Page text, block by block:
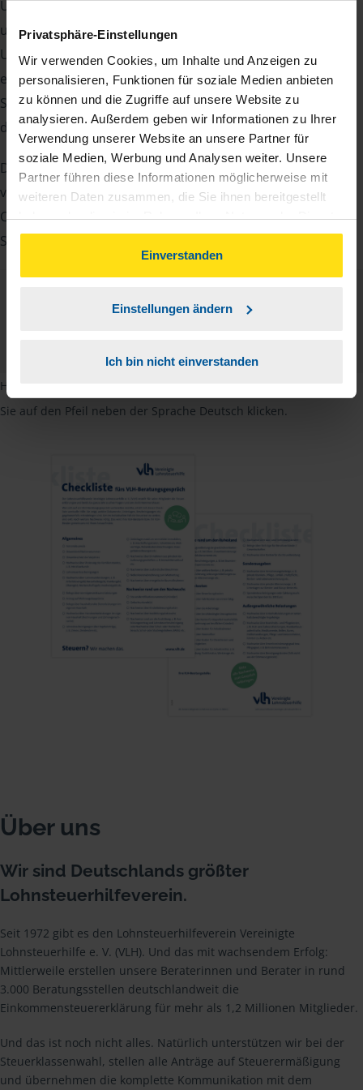
Privatsphäre-Einstellungen
Wir verwenden Cookies, um Inhalte und Anzeigen zu
personalisieren, Funktionen für soziale Medien anbieten
zu können und die Zugriffe auf unsere Website zu
analysieren. Außerdem geben wir Informationen zu Ihrer
Verwendung unserer Website an unsere Partner für
soziale Medien, Werbung und Analysen weiter. Unsere
Partner führen diese Informationen möglicherweise mit
weiteren Daten zusammen, die Sie ihnen bereitgestellt
haben oder die sie im Rahmen Ihrer Nutzung der Dienste
gesammelt haben. Indem Sie auf Einverstanden klicken,
können Sie der Verwendung von Cookies, gemäß
unserer➔ Datenschutzrichtliniezustimmen.
Einverstanden
Einstellungen ändern
Ich bin nicht einverstanden
Um Ihre Steuererklärung erstellen zu können, benötigen
unsere Beraterinnen und Berater eine Reihe von
Unterlagen von Ihnen. Dazu gehört beispielsweise die
elektronische Lohnsteuerbescheinigung, Ihre
Steueridentifikationsnummer, der Rentenbescheid oder
die Bescheinigung über das Kindergeld.
Damit Sie sich gut vorbereiten können und keinen der
vielen Nachweise vergessen, stellen wir Ihnen hier eine
Checkliste für Arbeitnehmer, Beamte, Auszubildende und
Studenten sowie Rentner zur Verfügung.
Deutsch
Hinweis: Übersetzungen in mehreren Sprachen finden Sie, wenn
Sie auf den Pfeil neben der Sprache Deutsch klicken.
Über uns
Wir sind Deutschlands größter
Lohnsteuerhilfeverein.
Seit 1972 gibt es den Lohnsteuerhilfeverein Vereinigte
Lohnsteuerhilfe e. V. (VLH). Und das mit wachsendem Erfolg:
Mittlerweile erstellen unsere Beraterinnen und Berater in rund
3.000 Beratungsstellen deutschlandweit die
Einkommensteuererklärung für mehr als 1,2 Millionen Mitglieder.
Und das ist noch nicht alles. Natürlich unterstützen wir bei der
Steuerklassenwahl, stellen alle Anträge auf Steuerermäßigung
und übernehmen die komplette Kommunikation mit dem